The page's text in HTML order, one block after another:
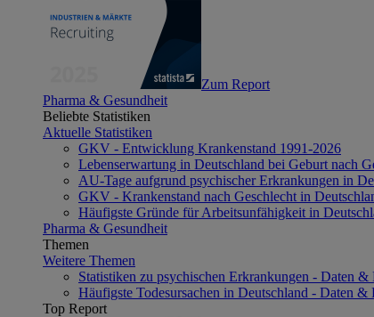
Zum Report
Pharma & Gesundheit
Beliebte Statistiken
Aktuelle Statistiken
GKV - Entwicklung Krankenstand 1991-2026
Lebenserwartung in Deutschland bei Geburt nach
AU-Tage aufgrund psychischer Erkrankungen in
GKV - Krankenstand nach Geschlecht in
Häufigste Gründe für Arbeitsunfähigkeit in
Pharma & Gesundheit
Themen
Weitere Themen
Statistiken zu psychischen Erkrankungen - Daten &
Häufigste Todesursachen in Deutschland - Daten &
Top Report